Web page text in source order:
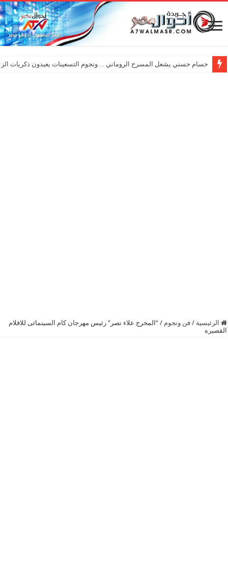
حسام حسني يشعل المسرح الروماني …ونجوم التسعينات يعيدون ذكريات
الرئيسية / فن ونجوم / “المخرج علاء نصر” رئيس مهرجان كام السينمائى للافلام
القصيره